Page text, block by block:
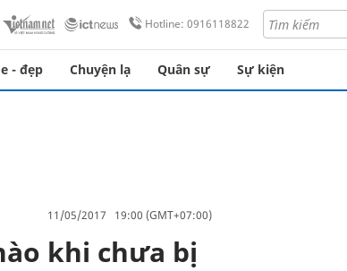
Hotline: 0916118822
- đẹp Chuyện lạ Quân sự Sự kiện
11/05/2017 19:00 (GMT+07:00)
khi chưa bị